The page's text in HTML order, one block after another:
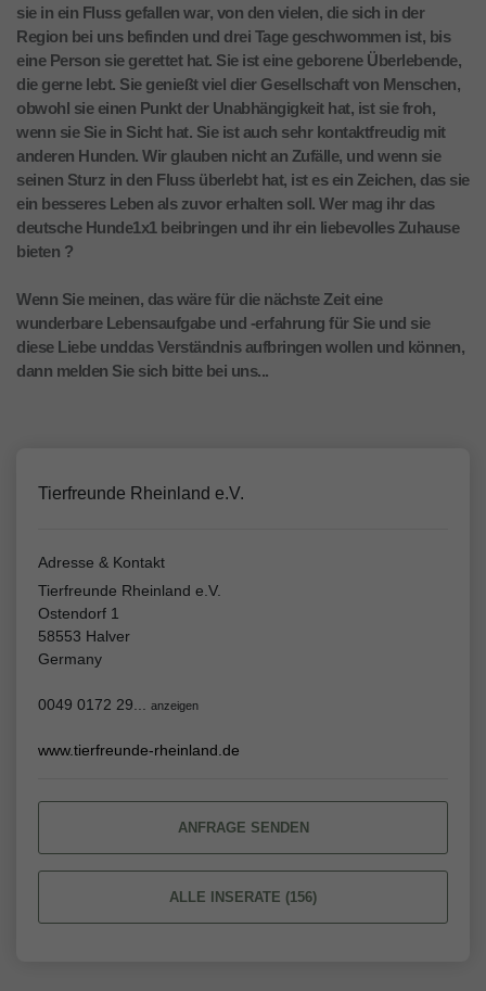
sie in ein Fluss gefallen war, von den vielen, die sich in der
Region bei uns befinden und drei Tage geschwommen ist, bis
eine Person sie gerettet hat. Sie ist eine geborene Überlebende,
die gerne lebt. Sie genießt viel dier Gesellschaft von Menschen,
obwohl sie einen Punkt der Unabhängigkeit hat, ist sie froh,
wenn sie Sie in Sicht hat. Sie ist auch sehr kontaktfreudig mit
anderen Hunden. Wir glauben nicht an Zufälle, und wenn sie
seinen Sturz in den Fluss überlebt hat, ist es ein Zeichen, das sie
ein besseres Leben als zuvor erhalten soll. Wer mag ihr das
deutsche Hunde1x1 beibringen und ihr ein liebevolles Zuhause
bieten ?
Wenn Sie meinen, das wäre für die nächste Zeit eine
wunderbare Lebensaufgabe und -erfahrung für Sie und sie
diese Liebe unddas Verständnis aufbringen wollen und können,
dann melden Sie sich bitte bei uns...
Tierfreunde Rheinland e.V.
Adresse & Kontakt
Tierfreunde Rheinland e.V.
Ostendorf 1
58553 Halver
Germany
0049 0172 29... anzeigen
www.tierfreunde-rheinland.de
ANFRAGE SENDEN
ALLE INSERATE (156)